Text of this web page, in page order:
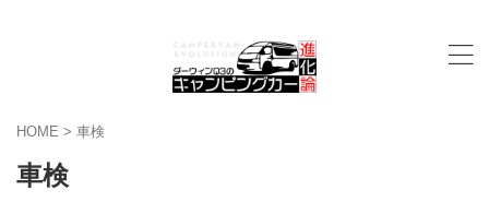
HOME > 車検
車検